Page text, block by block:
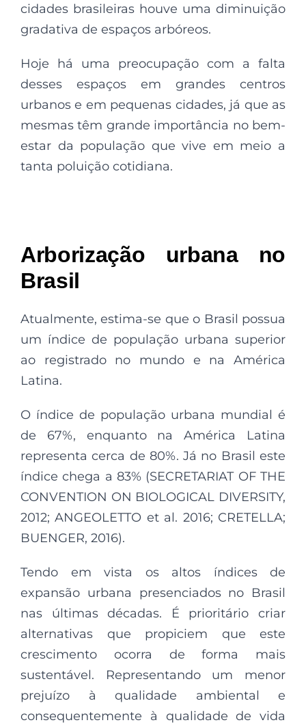
cidades brasileiras houve uma diminuição
gradativa de espaços arbóreos.
Hoje há uma preocupação com a falta
desses espaços em grandes centros
urbanos e em pequenas cidades, já que as
mesmas têm grande importância no bem-
estar da população que vive em meio a
tanta poluição cotidiana.
Arborização urbana no
Brasil
Atualmente, estima-se que o Brasil possua
um índice de população urbana superior
ao registrado no mundo e na América
Latina.
O índice de população urbana mundial é
de 67%, enquanto na América Latina
representa cerca de 80%. Já no Brasil este
índice chega a 83% (SECRETARIAT OF THE
CONVENTION ON BIOLOGICAL DIVERSITY,
2012; ANGEOLETTO et al. 2016; CRETELLA;
BUENGER, 2016).
Tendo em vista os altos índices de
expansão urbana presenciados no Brasil
nas últimas décadas. É prioritário criar
alternativas que propiciem que este
crescimento ocorra de forma mais
sustentável. Representando um menor
prejuízo à qualidade ambiental e
consequentemente à qualidade de vida